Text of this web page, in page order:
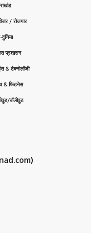
/ रोजगार
प्रशासन
& टेक्नोलॉजी
& फिटनेस
बॉलीवुड